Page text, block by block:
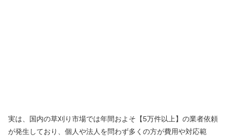
実は、国内の草刈り市場では年間およそ【5万件以上】の業者依頼
が発生しており、個人や法人を問わず多くの方が費用や対応範